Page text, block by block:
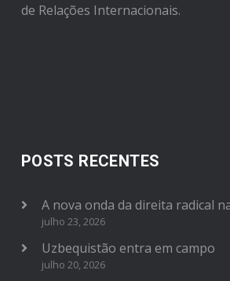
de Relações Internacionais.
POSTS RECENTES
A nova onda da direita radical
julho 23, 2026
Uzbequistão entra em campo
julho 20, 2026